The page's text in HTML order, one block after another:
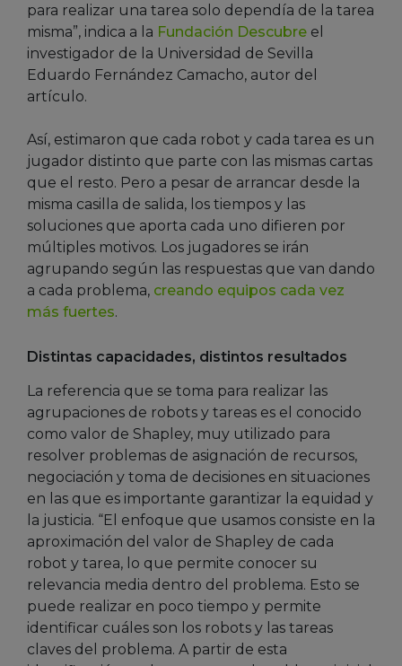
para realizar una tarea solo dependía de la tarea
misma”, indica a la Fundación Descubre el
investigador de la Universidad de Sevilla
Eduardo Fernández Camacho, autor del
artículo.
Así, estimaron que cada robot y cada tarea es un
jugador distinto que parte con las mismas cartas
que el resto. Pero a pesar de arrancar desde la
misma casilla de salida, los tiempos y las
soluciones que aporta cada uno difieren por
múltiples motivos. Los jugadores se irán
agrupando según las respuestas que van dando
a cada problema, creando equipos cada vez
más fuertes.
Distintas capacidades, distintos resultados
La referencia que se toma para realizar las
agrupaciones de robots y tareas es el conocido
como valor de Shapley, muy utilizado para
resolver problemas de asignación de recursos,
negociación y toma de decisiones en situaciones
en las que es importante garantizar la equidad y
la justicia. “El enfoque que usamos consiste en la
aproximación del valor de Shapley de cada
robot y tarea, lo que permite conocer su
relevancia media dentro del problema. Esto se
puede realizar en poco tiempo y permite
identificar cuáles son los robots y las tareas
claves del problema. A partir de esta